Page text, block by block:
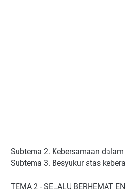
Subtema 2. Kebersamaan
Subtema 3. Besyukur atas
TEMA 2 - SELALU BERHEMAT